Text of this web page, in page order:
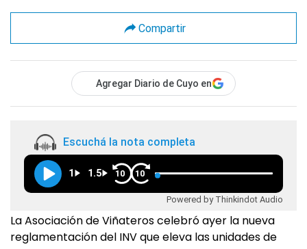
Compartir
Agregar Diario de Cuyo en
Escuchá la nota completa
1 1.5 10 10
Powered by Thinkindot Audio
La Asociación de Viñateros celebró ayer la nueva
reglamentación del INV que eleva las unidades de